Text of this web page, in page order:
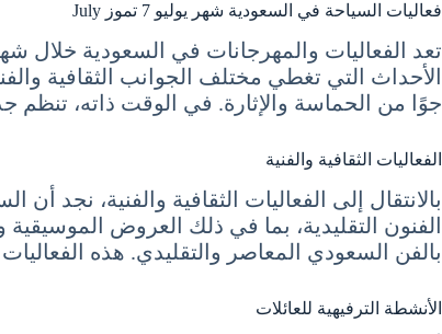
فعاليات السياحة في السعودية شهر يوليو 7 تموز July
تعد الفعاليات والمهرجانات في السعودية خلال
الأحداث التي تغطي مختلف الجوانب الثقافية
جوًا من الحماسة والإثارة. في الوقت ذاته، تنظم
الفعاليات الثقافية والفنية
بالانتقال إلى الفعاليات الثقافية والفنية، نجد
الفنون التقليدية، بما في ذلك العروض
بالفن السعودي المعاصر والتقليدي. هذه
الأنشطة الترفيهية للعائلات